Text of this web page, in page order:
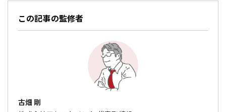
この記事の監修者
古畑 剛